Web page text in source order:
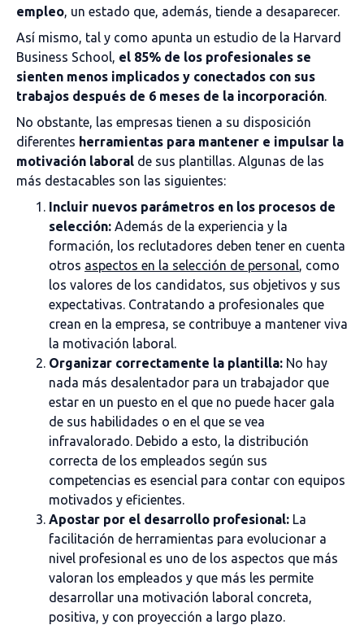
empleo, un estado que, además, tiende a desaparecer.
Así mismo, tal y como apunta un estudio de la Harvard
Business School, el 85% de los profesionales se
sienten menos implicados y conectados con sus
trabajos después de 6 meses de la incorporación.
No obstante, las empresas tienen a su disposición
diferentes herramientas para mantener e impulsar la
motivación laboral de sus plantillas. Algunas de las
más destacables son las siguientes:
Incluir nuevos parámetros en los procesos de
selección: Además de la experiencia y la
formación, los reclutadores deben tener en cuenta
otros aspectos en la selección de personal, como
los valores de los candidatos, sus objetivos y sus
expectativas. Contratando a profesionales que
crean en la empresa, se contribuye a mantener viva
la motivación laboral.
Organizar correctamente la plantilla: No hay
nada más desalentador para un trabajador que
estar en un puesto en el que no puede hacer gala
de sus habilidades o en el que se vea
infravalorado. Debido a esto, la distribución
correcta de los empleados según sus
competencias es esencial para contar con equipos
motivados y eficientes.
Apostar por el desarrollo profesional: La
facilitación de herramientas para evolucionar a
nivel profesional es uno de los aspectos que más
valoran los empleados y que más les permite
desarrollar una motivación laboral concreta,
positiva, y con proyección a largo plazo.